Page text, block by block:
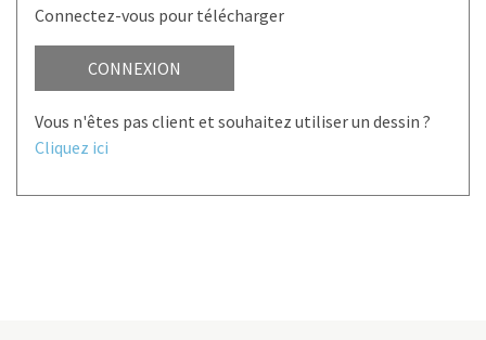
Connectez-vous pour télécharger
CONNEXION
Vous n'êtes pas client et souhaitez utiliser un dessin ?
Cliquez ici